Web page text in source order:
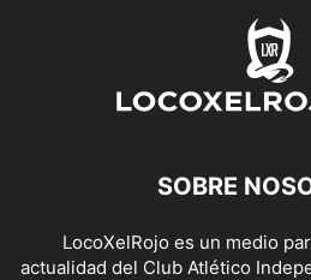
SOBRE
LocoXelRojo es un medio
actualidad del Club Atlético